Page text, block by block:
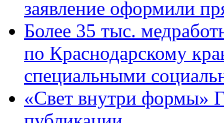
заявление оформили
Более 35 тыс.
по Краснодарскому
специальными
«Свет внутри формы»